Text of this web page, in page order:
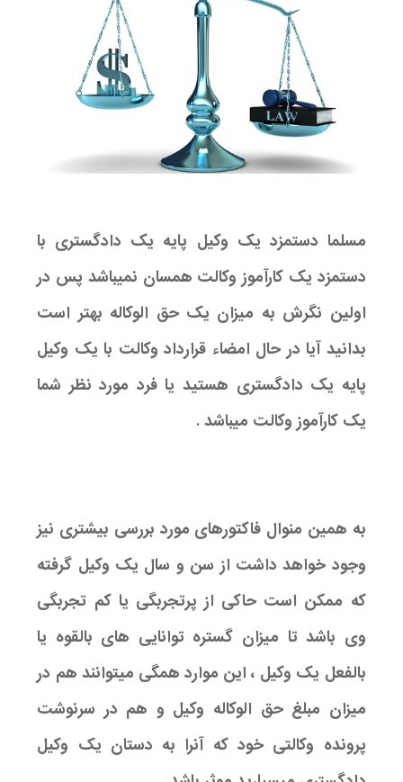
مسلما دستمزد یک وکیل پایه یک دادگستری با
دستمزد یک کارآموز وکالت همسان نمیباشد پس در
اولین نگرش به میزان یک حق الوکاله بهتر است
بدانید آیا در حال امضاء قرارداد وکالت با یک وکیل
پایه یک دادگستری هستید یا فرد مورد نظر شما
یک کارآموز وکالت میباشد .
به همین منوال فاکتورهای مورد بررسی بیشتری نیز
وجود خواهد داشت از سن و سال یک وکیل گرفته
که ممکن است حاکی از پرتجربگی یا کم تجربگی
وی باشد تا میزان گستره توانایی های بالقوه یا
بالفعل یک وکیل ، این موارد همگی میتوانند هم در
میزان مبلغ حق الوکاله وکیل و هم در سرنوشت
پرونده وکالتی خود که آنرا به دستان یک وکیل